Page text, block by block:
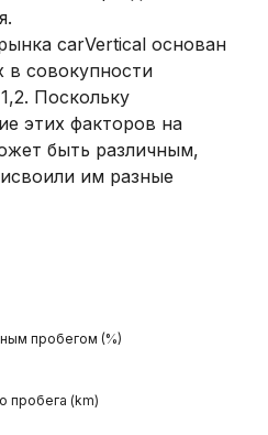
carVertical основан
совокупности
Поскольку
этих факторов на
быть различным,
им разные
пробегом (%)
пробега (km)